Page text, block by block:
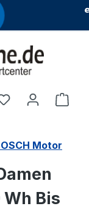
Du hast 0
Motor
Bis